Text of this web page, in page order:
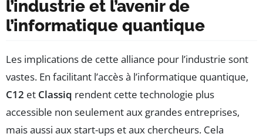
l’industrie et l’avenir de
l’informatique quantique
Les implications de cette alliance pour l’industrie sont
vastes. En facilitant l’accès à l’informatique quantique,
C12 et Classiq rendent cette technologie plus
accessible non seulement aux grandes entreprises,
mais aussi aux start-ups et aux chercheurs. Cela